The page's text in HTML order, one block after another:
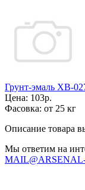
Грунт-эмаль ХВ-
Цена: 103р.
Фасовка: от 25 кг
Описание товара
Мы ответим на